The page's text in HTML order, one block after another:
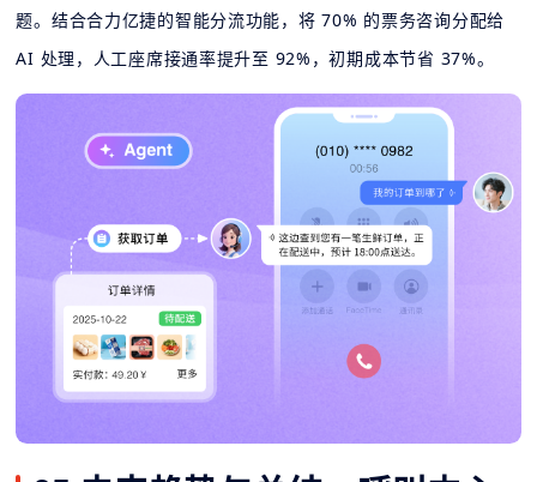
题。结合合力亿捷的智能分流功能，将 70% 的票务咨询分配给
AI 处理，人工座席接通率提升至 92%，初期成本节省 37%。